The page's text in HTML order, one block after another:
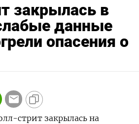
закрылась в
данные
опасения о
стрит закрылась на